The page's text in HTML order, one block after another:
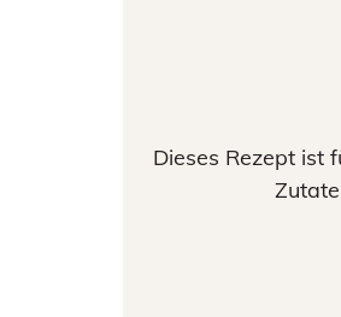
Dieses Rezept ist